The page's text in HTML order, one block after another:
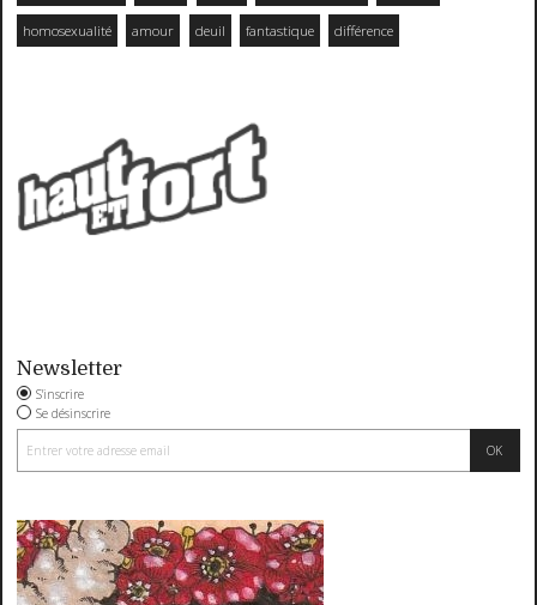
homosexualité amour deuil fantastique différence
Newsletter
S'inscrire
Se désinscrire